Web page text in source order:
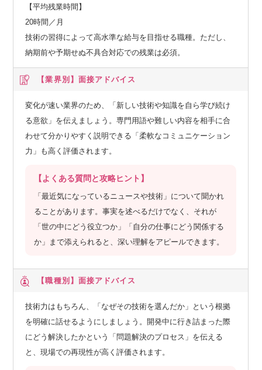
【平均残業時間】
20時間／月
技術の習得によって高水準な給与を目指せる職種。ただし、
納期前や予期せぬ不具合対応での残業は必須。
【業界別】 面接アドバイス
変化が速い業界のため、「新しい技術や知識を自ら学び続け
る意欲」を伝えましょう。専門用語や難しい内容を相手に合
わせて分かりやすく説明できる「柔軟なコミュニケーション
力」も高く評価されます。
【よくある質問と攻略ヒント】
「最近気になっているニュースや技術」について聞かれ
ることがあります。事実を述べるだけでなく、それが
「世の中にどう役立つか」「自分の仕事にどう関係する
か」まで添えられると、深い理解をアピールできます。
【職種別】 面接アドバイス
技術力はもちろん、「なぜその技術を選んだか」という根拠
を明確に話せるようにしましょう。開発中に行き詰まった際
にどう解決したかという「問題解決のプロセス」を伝える
と、現場での再現性が高く評価されます。